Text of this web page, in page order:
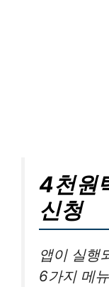
4천원
신청
앱이 실행
6가지 메